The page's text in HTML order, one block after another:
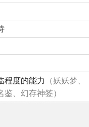
程度的能力
（妖妖梦、
、幻存神签）